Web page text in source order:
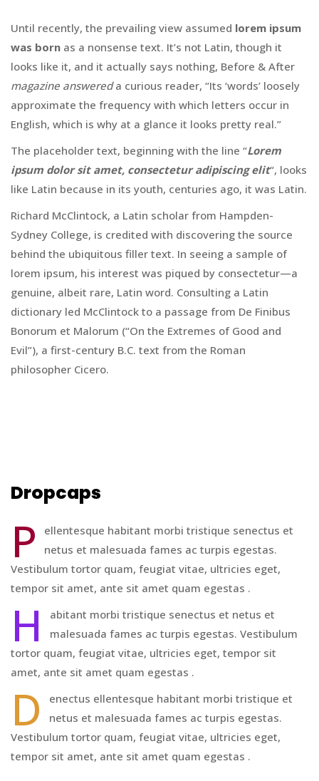
Until recently, the prevailing view assumed lorem ipsum
was born as a nonsense text. It’s not Latin, though it
looks like it, and it actually says nothing, Before & After
magazine answereda curious reader, “Its ‘words’ loosely
approximate the frequency with which letters occur in
English, which is why at a glance it looks pretty real.”
The placeholder text, beginning with the line “Lorem
ipsum dolor sit amet, consectetur adipiscing elit“, looks
like Latin because in its youth, centuries ago, it was Latin.
Richard McClintock, a Latin scholar from Hampden-
Sydney College, is credited with discovering the source
behind the ubiquitous filler text. In seeing a sample of
lorem ipsum, his interest was piqued by consectetur—a
genuine, albeit rare, Latin word. Consulting a Latin
dictionary led McClintock to a passage from De Finibus
Bonorum et Malorum (“On the Extremes of Good and
Evil”), a first-century B.C. text from the Roman
philosopher Cicero.
Dropcaps
P
ellentesque habitant morbi tristique senectus et
netus et malesuada fames ac turpis egestas.
Vestibulum tortor quam, feugiat vitae, ultricies eget,
tempor sit amet, ante sit amet quam egestas .
H
abitant morbi tristique senectus et netus et
malesuada fames ac turpis egestas. Vestibulum
tortor quam, feugiat vitae, ultricies eget, tempor sit
amet, ante sit amet quam egestas .
D
enectus ellentesque habitant morbi tristique et
netus et malesuada fames ac turpis egestas.
Vestibulum tortor quam, feugiat vitae, ultricies eget,
tempor sit amet, ante sit amet quam egestas .